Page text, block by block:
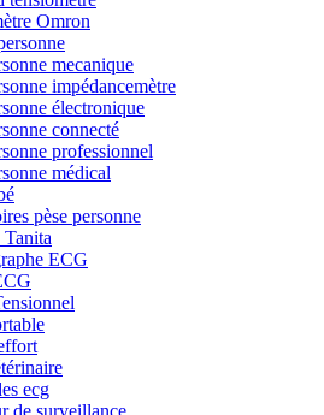
Omron
mecanique
impédancemètre
électronique
connecté
professionnel
médical
pèse personne
ECG
ecg
de surveillance